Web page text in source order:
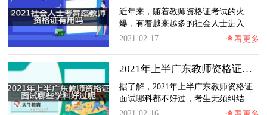
近年来，随着教师资格证考试的火
爆，有着越来越多的社会人士进入
备…
2021-02-17 查看更多
2021年上半广东教师资格证面试哪些学科好过呢…
据了解，2021年上半广东教师资格证
面试哪科都不好过，考生无须纠结…